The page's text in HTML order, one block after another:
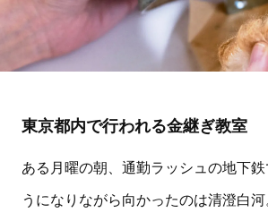
東京都内で行われる金継ぎ教室
ある月曜の朝、通勤ラッシュの地下
うになりながら向かったのは清澄白